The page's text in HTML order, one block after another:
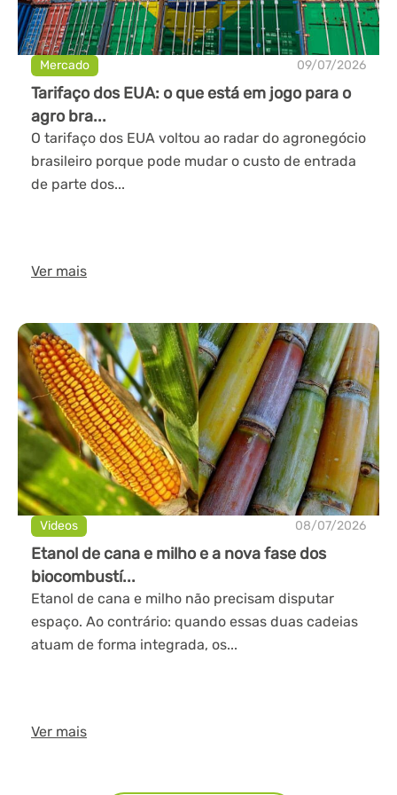
Mercado 09/07/2026
Tarifaço dos EUA: o que está em jogo para o
agro bra...
O tarifaço dos EUA voltou ao radar do agronegócio
brasileiro porque pode mudar o custo de entrada
de parte dos...
Ver mais
Videos 08/07/2026
Etanol de cana e milho e a nova fase dos
biocombustí...
Etanol de cana e milho não precisam disputar
espaço. Ao contrário: quando essas duas cadeias
atuam de forma integrada, os...
Ver mais